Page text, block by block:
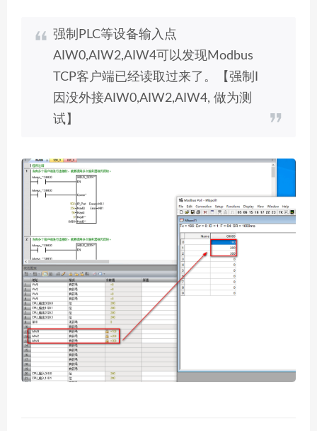
强制PLC等设备输入点
AIW0,AIW2,AIW4可以发现Modbus
TCP客户端已经读取过来了。【强制I
因没外接AIW0,AIW2,AIW4, 做为测
试】